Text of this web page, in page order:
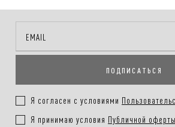
ПОДПИСАТЬСЯ
Я согласен с условиями
Я принимаю условия Публичной оферты